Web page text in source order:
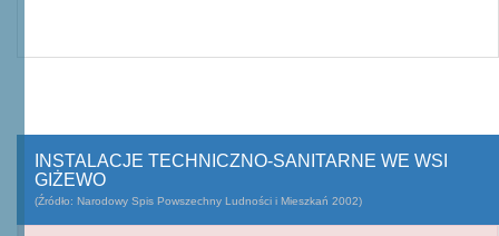
INSTALACJE TECHNICZNO-SANITARNE WE WSI
GIŻEWO
(Źródło: Narodowy Spis Powszechny Ludności i Mieszkań 2002)